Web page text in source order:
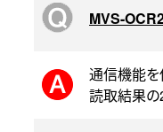
MVS-
通信機能を
読取結果の